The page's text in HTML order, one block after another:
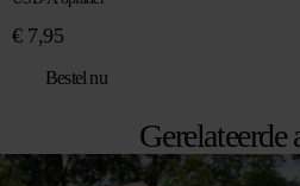
€7,95
Bestel nu
Gerelateerde